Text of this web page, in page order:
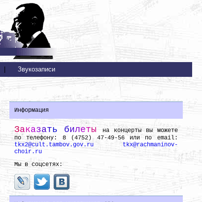
Звукозаписи
Информация
Заказать билеты
на концерты вы можете
по телефону: 8 (4752) 47-49-56 или по email:
tkx2@cult.tambov.gov.ru
tkx@rachmaninov-
choir.ru
Мы в соцсетях: